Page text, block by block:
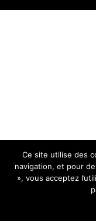
Ce site utilise des
navigation, et pour
», vous acceptez